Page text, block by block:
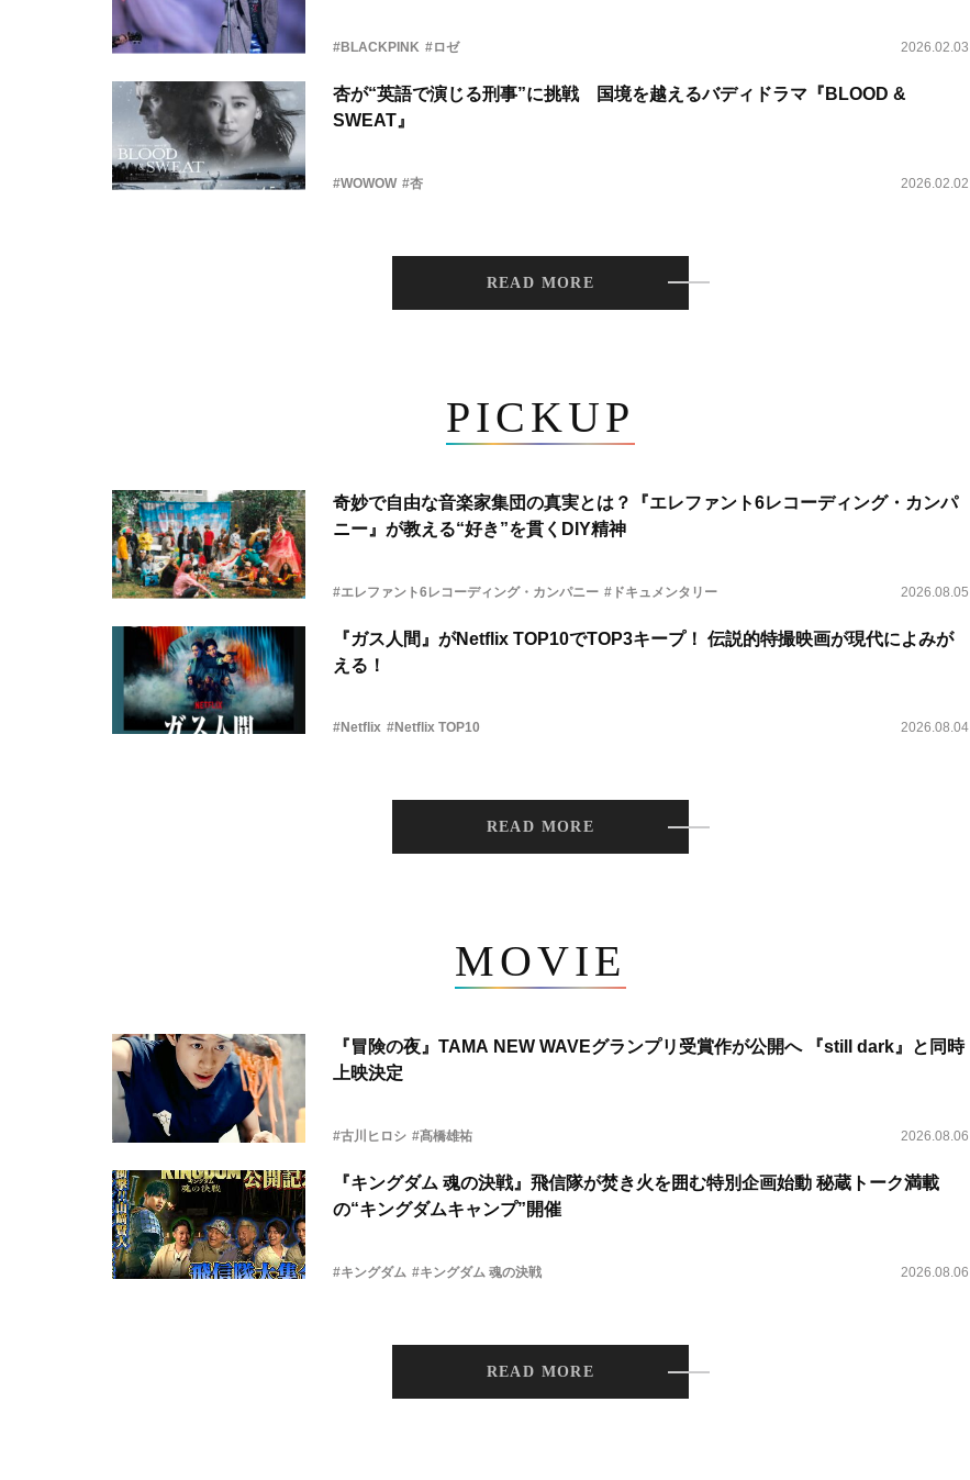
#BLACKPINK #ロゼ 2026.02.03
杏が“英語で演じる刑事”に挑戦 国境を越えるバディドラマ『BLOOD &
SWEAT』
#WOWOW #杏 2026.02.02
READ MORE
PICKUP
奇妙で自由な音楽家集団の真実とは？『エレファント6レコーディング・カンパ
ニー』が教える“好き”を貫くDIY精神
#エレファント6レコーディング・カンパニー #ドキュメンタリー 2026.08.05
『ガス人間』がNetflix TOP10でTOP3キープ！ 伝説的特撮映画が現代によみが
える！
#Netflix #Netflix TOP10 2026.08.04
READ MORE
MOVIE
『冒険の夜』TAMA NEW WAVEグランプリ受賞作が公開へ 『still dark』と同時
上映決定
#古川ヒロシ #髙橋雄祐 2026.08.06
『キングダム 魂の決戦』飛信隊が焚き火を囲む特別企画始動 秘蔵トーク満載
の“キングダムキャンプ”開催
#キングダム #キングダム 魂の決戦 2026.08.06
READ MORE